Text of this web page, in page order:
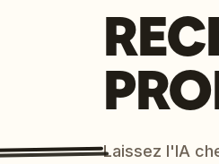
Laissez l'IA